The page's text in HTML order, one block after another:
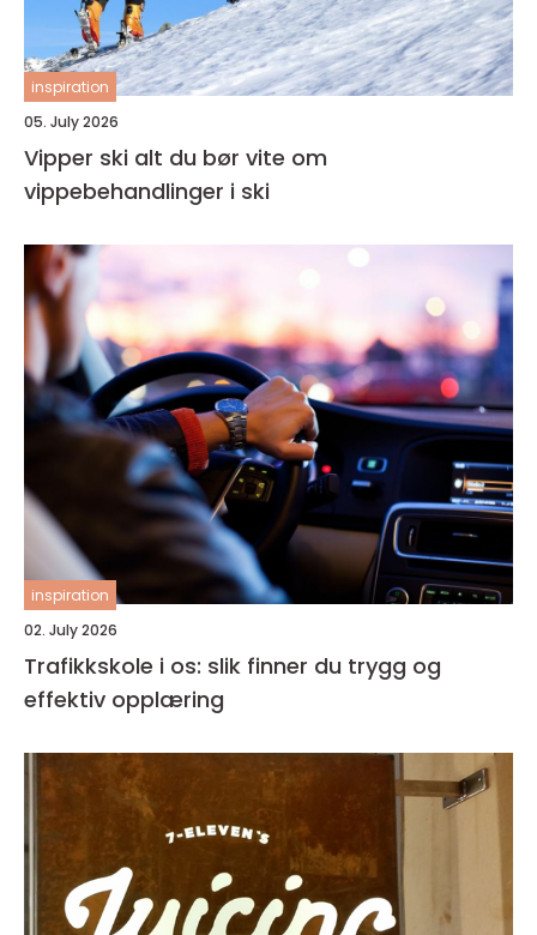
inspiration
05. July 2026
Vipper ski alt du bør vite om
vippebehandlinger i ski
inspiration
02. July 2026
Trafikkskole i os: slik finner du trygg og
effektiv opplæring